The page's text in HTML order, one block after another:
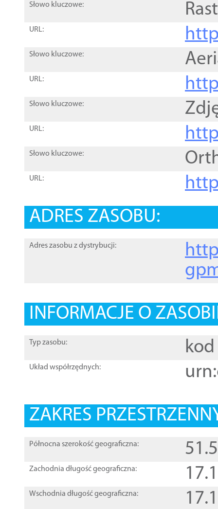
Słowo kluczowe:
URL:
Słowo kluczowe:
URL:
Słowo kluczowe:
URL:
Słowo kluczowe:
URL:
ADRES ZASOBU:
Adres zasobu z dystrybucji:
INFORMACJE O
Typ zasobu: kod
Układ współrzędnych:
ZAKRES
Północna szerokość geograficzna:
Zachodnia długość geograficzna:
Wschodnia długość geograficzna: